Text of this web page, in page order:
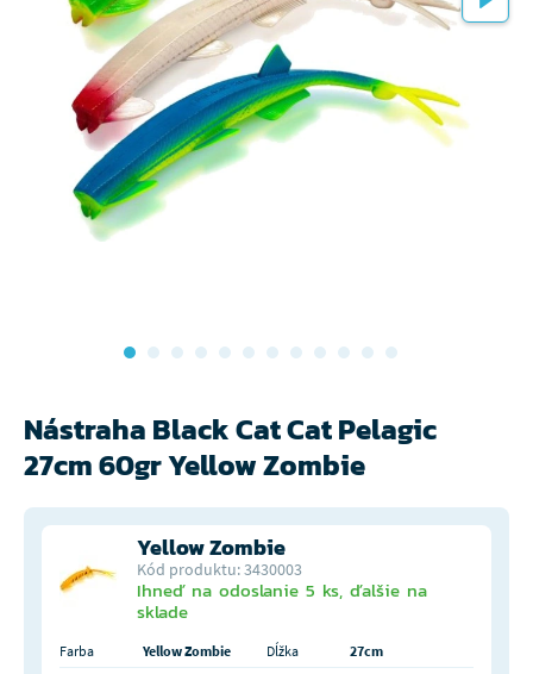
Nástraha Black Cat Cat Pelagic
27cm 60gr Yellow Zombie
Yellow Zombie
Kód produktu: 3430003
Ihneď na odoslanie 5 ks, ďalšie na
sklade
Farba Yellow Zombie Dĺžka
27cm